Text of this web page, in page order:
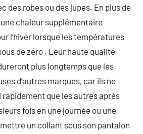
des robes ou des jupes. En plus de
chaleur supplémentaire
l’hiver lorsque les températures
de zéro . Leur haute qualité
plus longtemps que les
d’autres marques, car ils ne
rapidement que les autres après
fois en une journée ou une
un collant sous son pantalon